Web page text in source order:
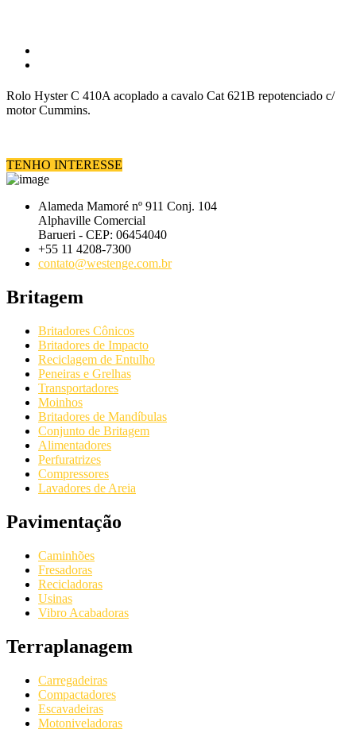
Rolo Hyster C 410A acoplado a cavalo Cat 621B repotenciado c/
motor Cummins.
TENHO INTERESSE
Alameda Mamoré nº 911 Conj. 104
Alphaville Comercial
Barueri - CEP: 06454040
+55 11 4208-7300
contato@westenge.com.br
Britagem
Britadores Cônicos
Britadores de Impacto
Reciclagem de Entulho
Peneiras e Grelhas
Transportadores
Moinhos
Britadores de Mandíbulas
Conjunto de Britagem
Alimentadores
Perfuratrizes
Compressores
Lavadores de Areia
Pavimentação
Caminhões
Fresadoras
Recicladoras
Usinas
Vibro Acabadoras
Terraplanagem
Carregadeiras
Compactadores
Escavadeiras
Motoniveladoras